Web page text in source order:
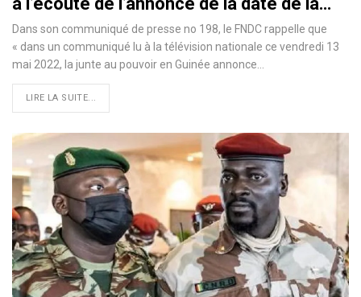
Dans son communiqué de presse no 198, le FNDC rappelle que
« dans un communiqué lu à la télévision nationale ce vendredi 13
mai 2022, la junte au pouvoir en Guinée annonce…
LIRE LA SUITE...